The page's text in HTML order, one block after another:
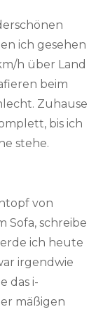
ich gesehen
h über Land
beim
Zuhause
bis ich
stehe.
von
Sofa, schreibe
ich heute
irgendwie
das i-
mäßigen